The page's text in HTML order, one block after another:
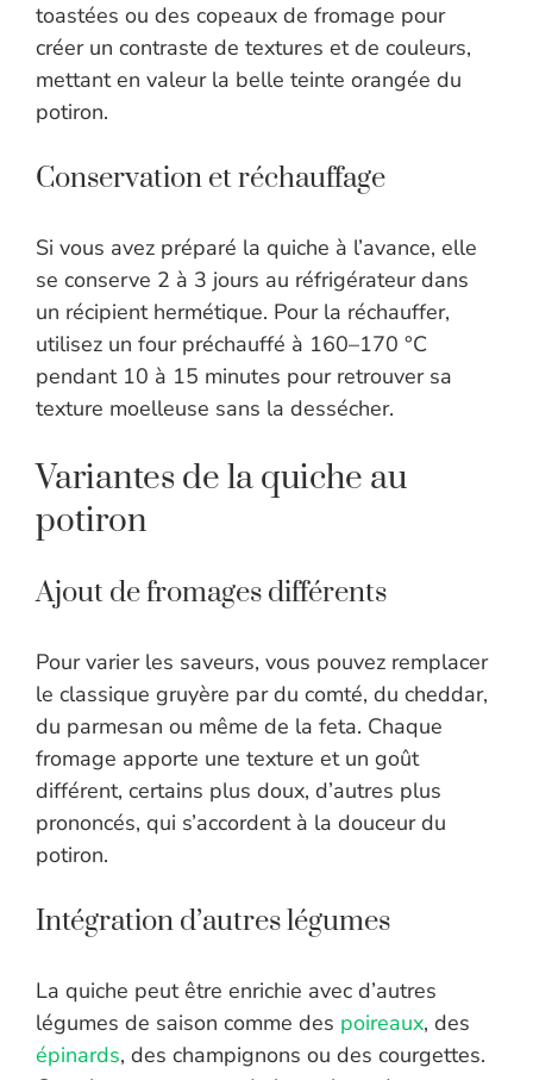
toastées ou des copeaux de fromage pour
créer un contraste de textures et de couleurs,
mettant en valeur la belle teinte orangée du
potiron.
Conservation et réchauffage
Si vous avez préparé la quiche à l’avance, elle
se conserve 2 à 3 jours au réfrigérateur dans
un récipient hermétique. Pour la réchauffer,
utilisez un four préchauffé à 160–170 °C
pendant 10 à 15 minutes pour retrouver sa
texture moelleuse sans la dessécher.
Variantes de la quiche au
potiron
Ajout de fromages différents
Pour varier les saveurs, vous pouvez remplacer
le classique gruyère par du comté, du cheddar,
du parmesan ou même de la feta. Chaque
fromage apporte une texture et un goût
différent, certains plus doux, d’autres plus
prononcés, qui s’accordent à la douceur du
potiron.
Intégration d’autres légumes
La quiche peut être enrichie avec d’autres
légumes de saison comme des poireaux, des
épinards, des champignons ou des courgettes.